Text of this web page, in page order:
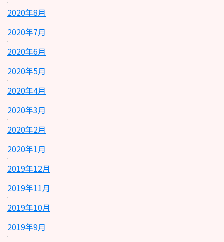
2020年8月
2020年7月
2020年6月
2020年5月
2020年4月
2020年3月
2020年2月
2020年1月
2019年12月
2019年11月
2019年10月
2019年9月